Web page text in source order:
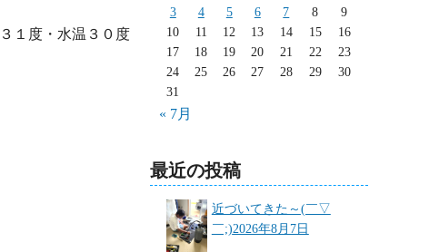
3
4 5 6 7 8
9
10
11 12 13 14 15
16
17
18 19 20 21 22
23
24
25 26 27 28 29
30
31
« 7月
最近の投稿
近づいてきた～(￣▽
￣;)2026年8月7日